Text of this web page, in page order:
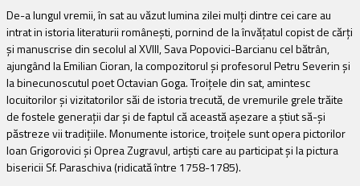
De-a lungul vremii, în sat au văzut lumina zilei mulţi dintre cei care au
intrat in istoria literaturii româneşti, pornind de la învăţatul copist de cărţi
şi manuscrise din secolul al XVIII, Sava Popovici-Barcianu cel bătrân,
ajungând la Emilian Cioran, la compozitorul şi profesorul Petru Severin şi
la binecunoscutul poet Octavian Goga. Troiţele din sat, amintesc
locuitorilor şi vizitatorilor săi de istoria trecută, de vremurile grele trăite
de fostele generaţii dar şi de faptul că această aşezare a ştiut să-şi
păstreze vii tradiţiile. Monumente istorice, troiţele sunt opera pictorilor
Ioan Grigorovici şi Oprea Zugravul, artişti care au participat şi la pictura
bisericii Sf. Paraschiva (ridicată între 1758-1785).